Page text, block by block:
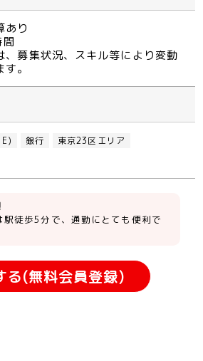
あり
、募集状況、スキル等により変動
。
銀行
東京23区エリア
駅徒歩5分で、通勤にとても便利で
る(無料会員登録)